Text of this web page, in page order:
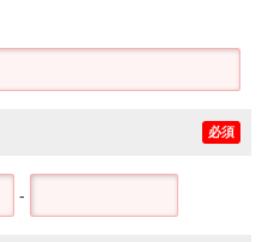
必須
-